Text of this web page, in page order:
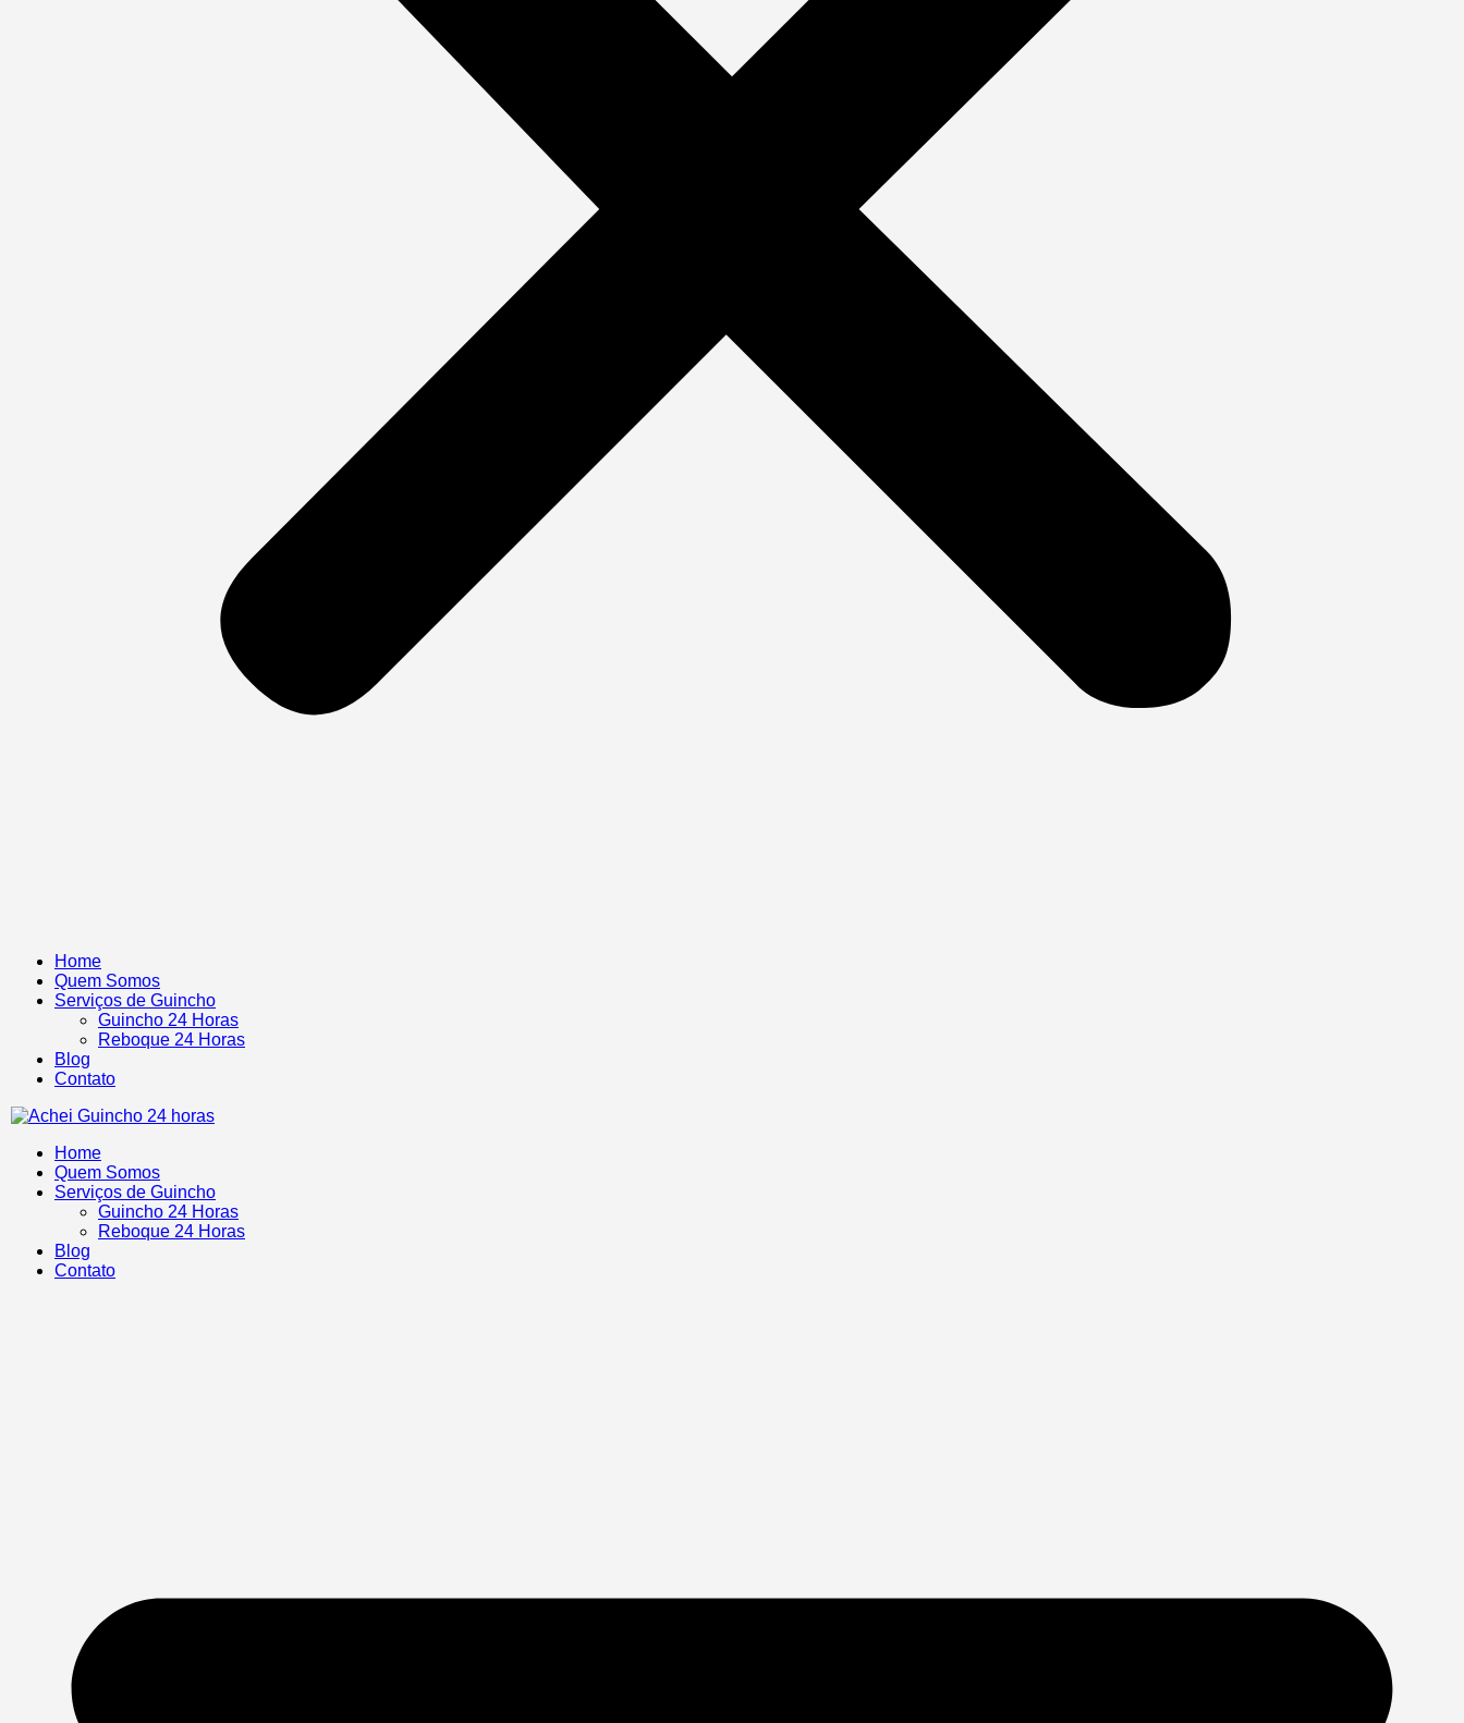
Home
Quem Somos
Serviços de Guincho
Guincho 24 Horas
Reboque 24 Horas
Blog
Contato
Home
Quem Somos
Serviços de Guincho
Guincho 24 Horas
Reboque 24 Horas
Blog
Contato